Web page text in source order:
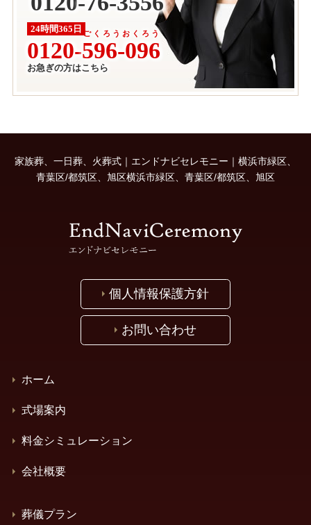
24時間365日
0120-596-096
ごくろうおくろう
お急ぎの方はこちら
家族葬、一日葬、火葬式｜エンドナビセレモニー｜横浜市緑区、
青葉区/都筑区、旭区横浜市緑区、青葉区/都筑区、旭区
個人情報保護方針
お問い合わせ
ホーム
式場案内
料金シミュレーション
会社概要
葬儀プラン